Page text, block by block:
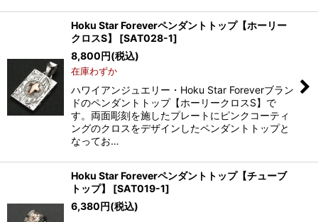
Hoku Star Foreverペンダントトップ【ホーリー
クロスS】
[SAT028-1]
8,800円(税込)
在庫わずか
ハワイアンジュエリー・Hoku Star Foreverブラン
ドのペンダントトップ【ホーリークロスS】で
す。両面彫刻を施したプレートにピンクコーティ
ングのクロスをデザインしたペンダントトップと
なってお…
Hoku Star Foreverペンダントトップ【チューブ
トップ】
[SAT019-1]
6,380円(税込)